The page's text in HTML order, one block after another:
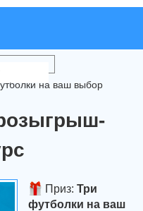
на ваш выбор
Приз: Три
футболки на ваш